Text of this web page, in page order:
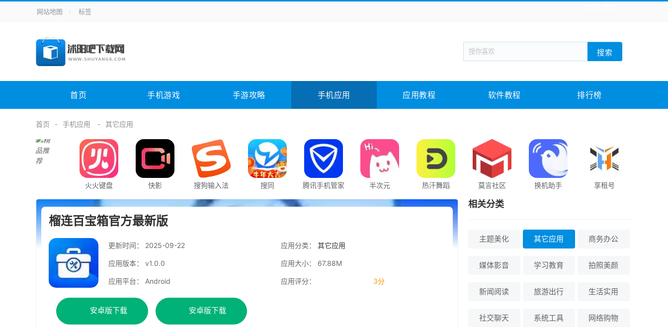
手机应用 新闻阅读 旅游出行 生活实用
手机游戏 H5游戏 回合网游 战棋游戏 枪战射击
电脑软件 其它类别 图形软件 安全相关 应用软件 影音软件 插件下载 教育教学 游戏娱乐 系统软件 素材下载
未分类 综合其它
网站地图 标签
搜索
首页 手机游戏 手游攻略 手机应用 应用教程 软件教程 排行榜
首页 手机应用 其它应用
火火键盘 快影 搜狗输入法 搜同 腾讯手机管家 半次元 热汗舞蹈 莫言社区 换机助手 享租号
榴连百宝箱官方最新版
更新时间： 2025-09-22 应用分类： 其它应用
应用版本： v1.0.0 应用大小： 67.88M
应用平台： Android 应用评分： 3分
安卓版下载 安卓版下载
相关分类
主题美化 其它应用 商务办公
媒体影音 学习教育 拍照美颜
新闻阅读 旅游出行 生活实用
社交聊天 系统工具 网络购物